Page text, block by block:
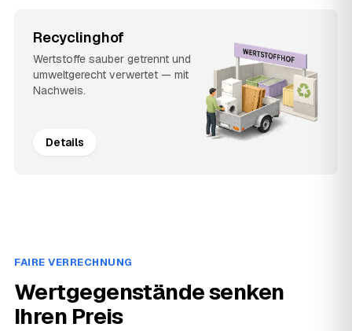
Recyclinghof
Wertstoffe sauber getrennt und
umweltgerecht verwertet — mit
Nachweis.
Details
FAIRE VERRECHNUNG
Wertgegenstände senken
Ihren Preis